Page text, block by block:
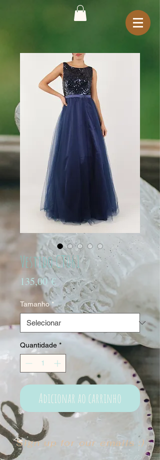
Vestido CT061
135,00 €Preço
Tamanho *
Quantidade *
Adicionar ao carrinho
Sign up for our emails :)